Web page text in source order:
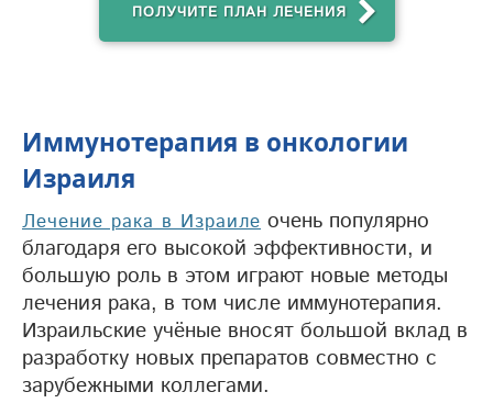
ПОЛУЧИТЕ ПЛАН ЛЕЧЕНИЯ
Иммунотерапия в онкологии
Израиля
Лечение рака в Израиле очень популярно
благодаря его высокой эффективности, и
большую роль в этом играют новые методы
лечения рака, в том числе иммунотерапия.
Израильские учёные вносят большой вклад в
разработку новых препаратов совместно с
зарубежными коллегами.